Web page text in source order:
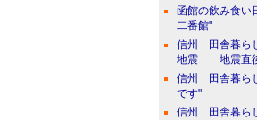
函館の飲み食い
二番館"
信州 田舎暮ら
地震 －地震直
信州 田舎暮ら
です"
信州 田舎暮ら